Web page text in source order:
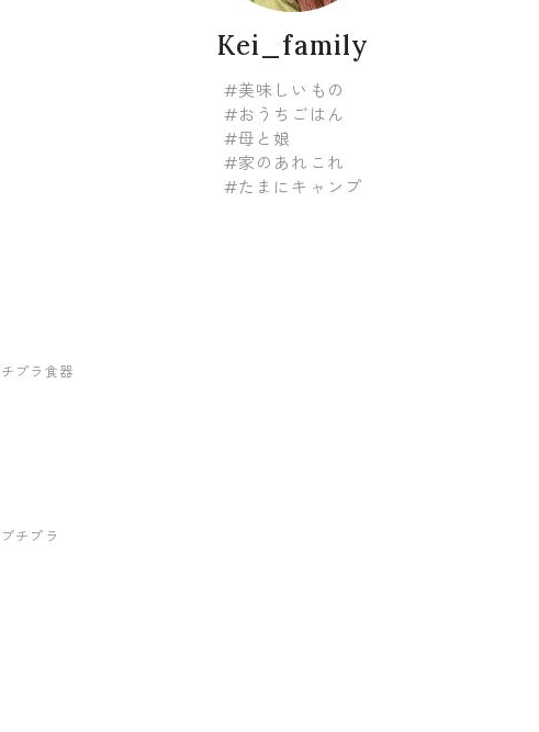
Kei_family
#美味しいもの
#おうちごはん
#母と娘
#家のあれこれ
#たまにキャンプ
プラ食器
チプラ